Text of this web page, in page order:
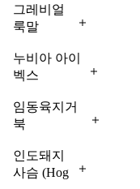
서식하는 심
각한 위기종
위주의 식습
관을 통해
리는 역할을
합니다. 세
희귀한 영장
류 중 하나
Mantella)
마다가스
지역의 파
편화된 숲
되는 멸종
위기 개구
지구상에
서 가장
그레비얼
룩말
Zebra)
야생 말과
가장 큰
종으로,
년 동안
개체 수가
누비아 아이
벡스
Ibex)
한때 동북아
동 산악 지
대에 널리
임동육지거
북
Tortoise)
남아시아와
인도돼지
사슴 (Hog